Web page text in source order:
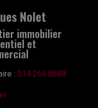
Nolet
immobilier
et
: 514.266.8688